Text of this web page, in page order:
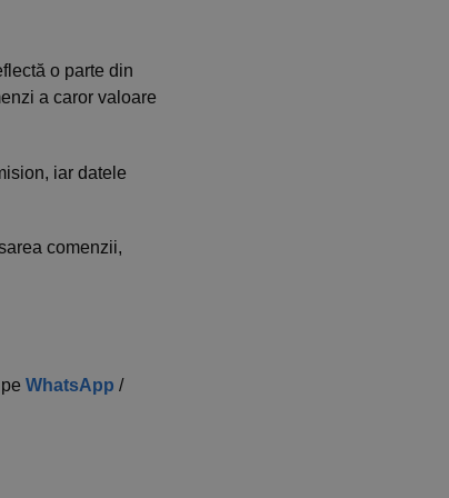
o parte din
a caror valoare
iar datele
comenzii,
WhatsApp /